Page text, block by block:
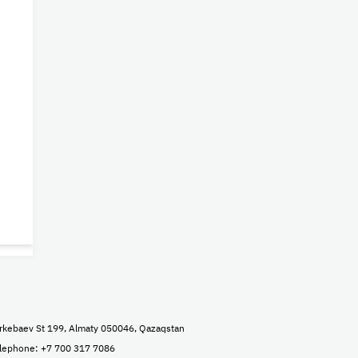
St 199, Almaty 050046, Qazaqstan
+7 700 317 7086